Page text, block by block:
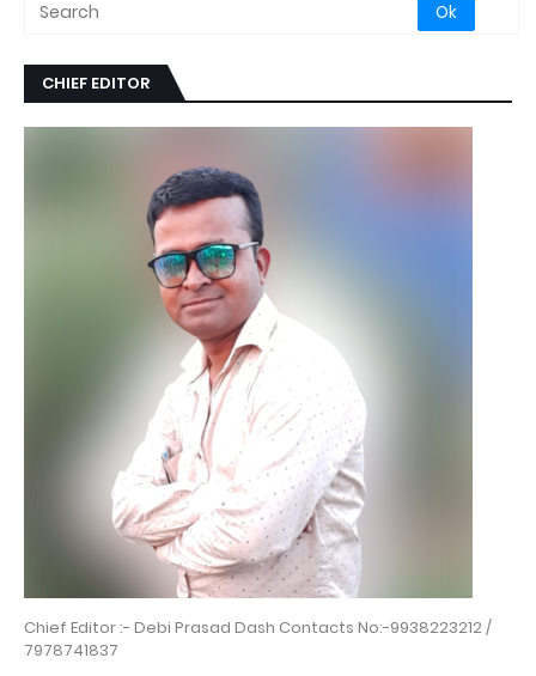
CHIEF EDITOR
Chief Editor :- Debi Prasad Dash Contacts No:-9938223212 /
7978741837